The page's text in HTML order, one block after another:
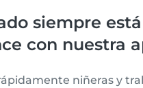
siempre
con nuestra
niñeras y